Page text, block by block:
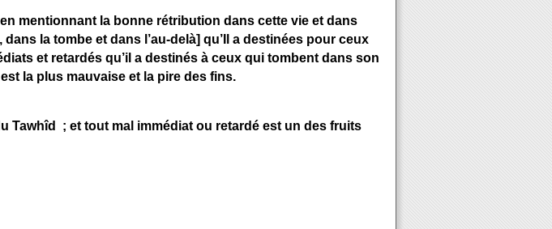
mentionnant la bonne rétribution dans cette vie et dans
la tombe et dans l’au-delà] qu’Il a destinées pour ceux
et retardés qu’il a destinés à ceux qui tombent dans son
la plus mauvaise et la pire des fins.
Tawhîd ; et tout mal immédiat ou retardé est un des fruits